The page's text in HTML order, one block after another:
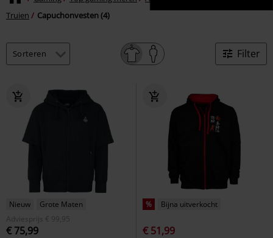
Truien
Capuchonvesten (4)
Filter
Nieuw
Grote Maten
Adviesprijs
€ 99,95
€ 75,99
% Bijna uitverkocht
€ 51,99